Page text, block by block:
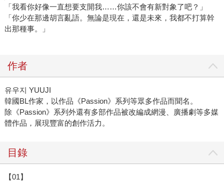
「我看你好像一直想要支開我……你該不會有新對象了吧？」
「你少在那邊胡言亂語。無論是現在，還是未來，我都不打算幹
出那種事。」
作者
유우지 YUUJI
韓國BL作家，以作品《Passion》系列等眾多作品而聞名。
除《Passion》系列外還有多部作品被改編成網漫、廣播劇等多媒
體作品，展現豐富的創作活力。
目錄
【01】